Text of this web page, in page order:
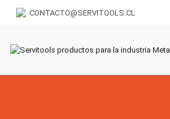
CONTACTO@SERVITOOLS.CL